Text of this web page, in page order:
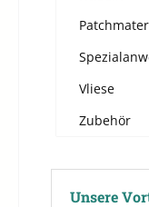
Vliese
Zubehör
Unsere